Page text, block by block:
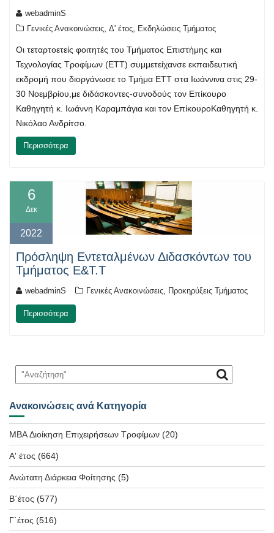
webadminS
Γενικές Ανακοινώσεις Δ' έτος Εκδηλώσεις Τμήματος
Οι τεταρτοετείς φοιτητές του Τμήματος Επιστήμης και
Τεχνολογίας Τροφίμων (ΕΤΤ) συμμετείχανσε εκπαιδευτική
εκδρομή που διοργάνωσε το Τμήμα ΕΤΤ στα Ιωάννινα στις 29-
30 Νοεμβρίου,με διδάσκοντες-συνοδούς τον Επίκουρο
Καθηγητή κ. Ιωάννη Καραμπάγια και τον ΕπίκουροΚαθηγητή κ.
Νικόλαο Ανδρίτσο.
Περισσότερα
6
Δεκ
2022
Πρόσληψη Εντεταλμένων Διδασκόντων του
Τμήματος E&T.T
webadminS Γενικές Ανακοινώσεις Προκηρύξεις Τμήματος
Περισσότερα
Ανακοινώσεις ανά Κατηγορία
MBA Διοίκηση Επιχειρήσεων Τροφίμων (20)
Α' έτος (664)
Ανώτατη Διάρκεια Φοίτησης (5)
Β΄έτος (577)
Γ΄έτος (516)